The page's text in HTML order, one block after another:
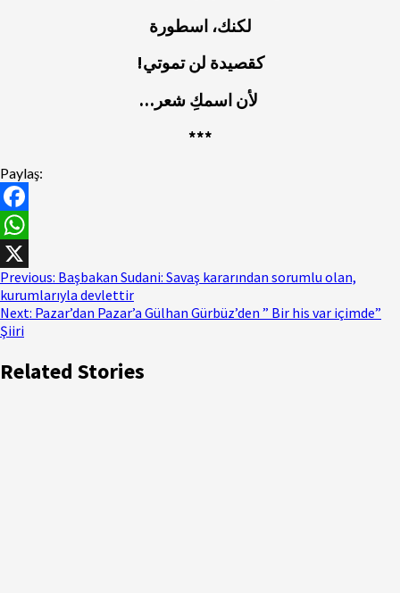
لكنك، اسطورة
كقصيدة لن تموتي!
لأن اسمكِ شعر…
***
Paylaş:
Facebook
WhatsApp
X
Previous: Başbakan Sudani: Savaş kararından sorumlu olan,
kurumlarıyla devlettir
Next: Pazar’dan Pazar’a Gülhan Gürbüz’den ” Bir his var içimde”
Şiiri
Related Stories